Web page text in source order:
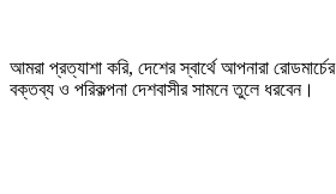
আমরা প্রত্যাশা করি, দেশের স্বার্থে আপনারা রোডমার্চের
বক্তব্য ও পরিকল্পনা দেশবাসীর সামনে তুলে ধরবেন।